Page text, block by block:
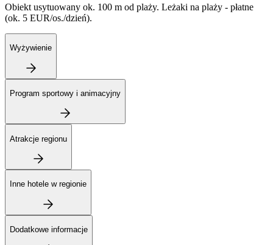
Obiekt usytuowany ok. 100 m od plaży. Leżaki na plaży - płatne
(ok. 5 EUR/os./dzień).
Wyżywienie
Program sportowy i animacyjny
Atrakcje regionu
Inne hotele w regionie
Dodatkowe informacje